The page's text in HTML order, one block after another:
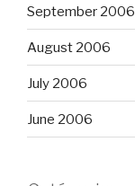
September 2006
August 2006
July 2006
June 2006